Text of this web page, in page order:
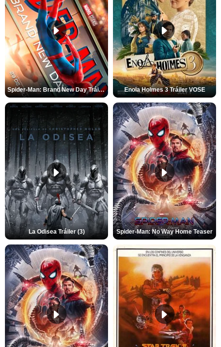
Spider-Man: Brand New Day Tráiler (3) Enola Holmes 3 Tráiler VOSE
La Odisea Tráiler (3) Spider-Man: No Way Home Teaser